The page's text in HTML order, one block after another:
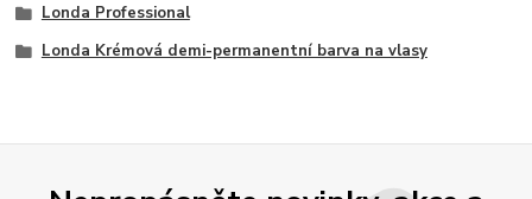
Londa Professional
Londa Krémová demi-permanentní barva na vlasy